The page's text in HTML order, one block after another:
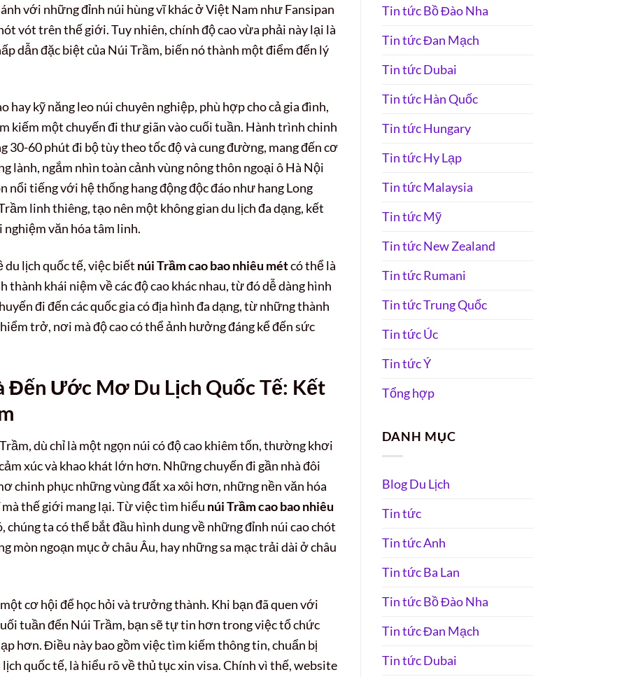
với những đỉnh núi hùng vĩ khác ở Việt Nam như Fansipan
vót trên thế giới. Tuy nhiên, chính độ cao vừa phải này lại là
dẫn đặc biệt của Núi Trầm, biến nó thành một điểm đến lý
hay kỹ năng leo núi chuyên nghiệp, phù hợp cho cả gia đình,
kiếm một chuyến đi thư giãn vào cuối tuần. Hành trình chinh
30-60 phút đi bộ tùy theo tốc độ và cung đường, mang đến cơ
lành, ngắm nhìn toàn cảnh vùng nông thôn ngoại ô Hà Nội
nổi tiếng với hệ thống hang động độc đáo như hang Long
linh thiêng, tạo nên một không gian du lịch đa dạng, kết
văn hóa tâm linh.
lịch quốc tế, việc biết núi Trầm cao bao nhiêu métcó thể là
khái niệm về các độ cao khác nhau, từ đó dễ dàng hình
đi đến các quốc gia có địa hình đa dạng, từ những thành
trở, nơi mà độ cao có thể ảnh hưởng đáng kể đến sức
Đến Ước Mơ Du Lịch Quốc Tế: Kết
dù chỉ là một ngọn núi có độ cao khiêm tốn, thường khơi
xúc và khao khát lớn hơn. Những chuyến đi gần nhà đôi
chinh phục những vùng đất xa xôi hơn, những nền văn hóa
thế giới mang lại. Từ việc tìm hiểu núi Trầm cao bao nhiêu
chúng ta có thể bắt đầu hình dung về những đỉnh núi cao chót
mòn ngoạn mục ở châu Âu, hay những sa mạc trải dài ở châu
cơ hội để học hỏi và trưởng thành. Khi bạn đã quen với
tuần đến Núi Trầm, bạn sẽ tự tin hơn trong việc tổ chức
hơn. Điều này bao gồm việc tìm kiếm thông tin, chuẩn bị
quốc tế, là hiểu rõ về thủ tục xin visa. Chính vì thế, website
Tin tức Bồ Đào Nha
Tin tức Đan Mạch
Tin tức Dubai
Tin tức Hàn Quốc
Tin tức Hungary
Tin tức Hy Lạp
Tin tức Malaysia
Tin tức Mỹ
Tin tức New Zealand
Tin tức Rumani
Tin tức Trung Quốc
Tin tức Úc
Tin tức Ý
Tổng hợp
DANH MỤC
Blog Du Lịch
Tin tức
Tin tức Anh
Tin tức Ba Lan
Tin tức Bồ Đào Nha
Tin tức Đan Mạch
Tin tức Dubai